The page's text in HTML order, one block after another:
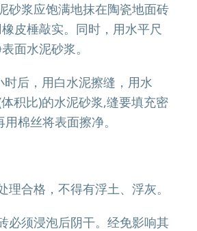
砂浆应饱满地抹在陶瓷地面砖
皮棰敲实。同时，用水平尺
面水泥砂浆。
时后，用白水泥擦缝，用水
积比)的水泥砂浆,缝要填充密
棉丝将表面擦净。
理合格，不得有浮土、浮灰。
必须浸泡后阴干。经免影响其